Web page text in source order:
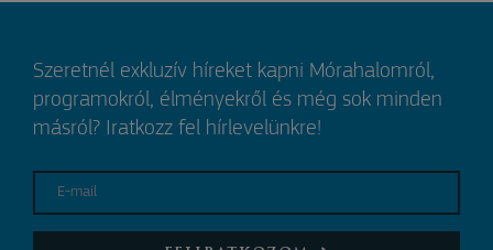
Szeretnél exkluzív híreket kapni Mórahalomról,
programokról, élményekről és még sok minden
másról? Iratkozz fel hírlevelünkre!
E-mail